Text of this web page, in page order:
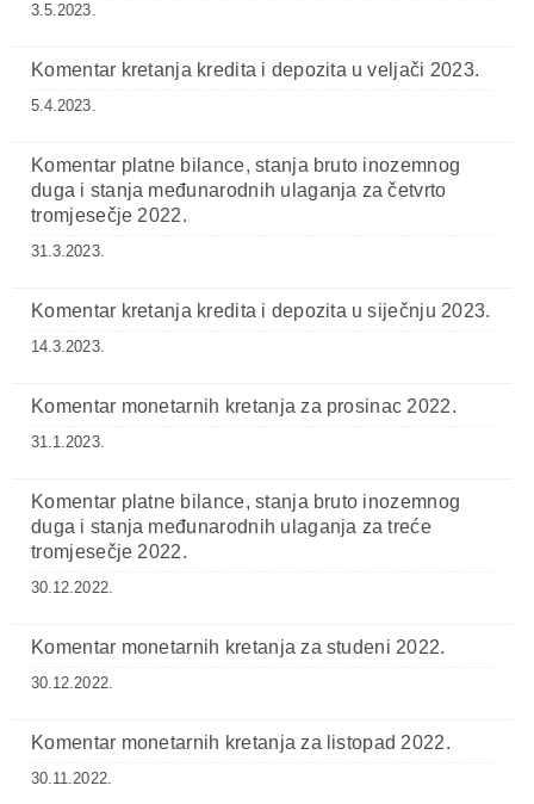
3.5.2023.
Komentar kretanja kredita i depozita u veljači 2023.
5.4.2023.
Komentar platne bilance, stanja bruto inozemnog
duga i stanja međunarodnih ulaganja za četvrto
tromjesečje 2022.
31.3.2023.
Komentar kretanja kredita i depozita u siječnju 2023.
14.3.2023.
Komentar monetarnih kretanja za prosinac 2022.
31.1.2023.
Komentar platne bilance, stanja bruto inozemnog
duga i stanja međunarodnih ulaganja za treće
tromjesečje 2022.
30.12.2022.
Komentar monetarnih kretanja za studeni 2022.
30.12.2022.
Komentar monetarnih kretanja za listopad 2022.
30.11.2022.